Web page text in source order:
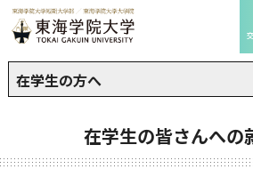
在学生の方へ
在学生の皆さんへの